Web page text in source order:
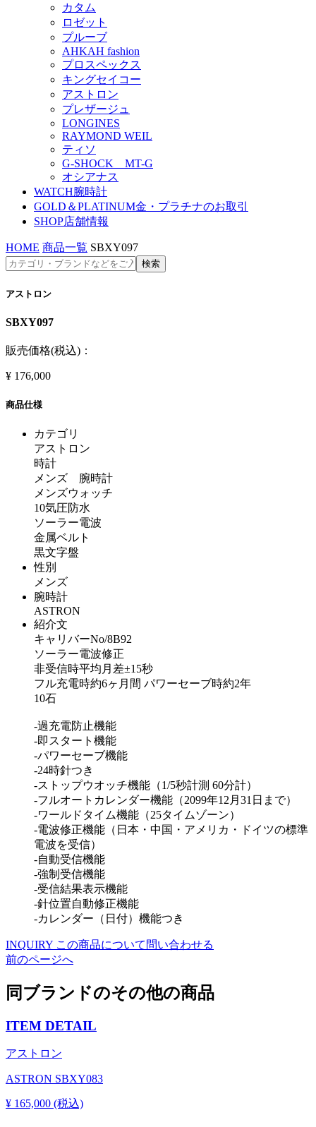
カタム
ロゼット
プルーブ
AHKAH fashion
プロスペックス
キングセイコー
アストロン
プレザージュ
LONGINES
RAYMOND WEIL
ティソ
G-SHOCK MT-G
オシアナス
WATCH腕時計
GOLD＆PLATINUM金・プラチナのお取引
SHOP店舗情報
HOME 商品一覧 SBXY097
アストロン
SBXY097
販売価格(税込)：
¥ 176,000
商品仕様
カテゴリ
アストロン
時計
メンズ 腕時計
メンズウォッチ
10気圧防水
ソーラー電波
金属ベルト
黒文字盤
性別
メンズ
腕時計
ASTRON
紹介文
キャリバーNo/8B92
ソーラー電波修正
非受信時平均月差±15秒
フル充電時約6ヶ月間 パワーセーブ時約2年
10石
-過充電防止機能
-即スタート機能
-パワーセーブ機能
-24時針つき
-ストップウオッチ機能（1/5秒計測 60分計）
-フルオートカレンダー機能（2099年12月31日まで）
-ワールドタイム機能（25タイムゾーン）
-電波修正機能（日本・中国・アメリカ・ドイツの標準
電波を受信）
-自動受信機能
-強制受信機能
-受信結果表示機能
-針位置自動修正機能
-カレンダー（日付）機能つき
INQUIRY この商品について問い合わせる
前のページへ
同ブランドのその他の商品
ITEM DETAIL
アストロン
ASTRON SBXY083
¥ 165,000 (税込)